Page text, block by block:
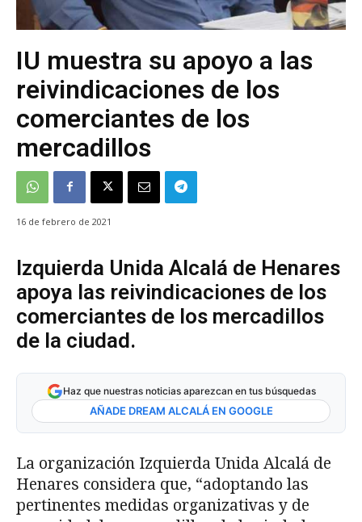
IU muestra su apoyo a las
reivindicaciones de los
comerciantes de los
mercadillos
16 de febrero de 2021
Izquierda Unida Alcalá de Henares
apoya las reivindicaciones de los
comerciantes de los mercadillos
de la ciudad.
Haz que nuestras noticias aparezcan en tus búsquedas
AÑADE DREAM ALCALÁ EN GOOGLE
La organización Izquierda Unida Alcalá de
Henares considera que, “adoptando las
pertinentes medidas organizativas y de